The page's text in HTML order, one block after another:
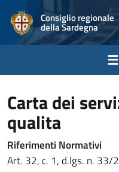
Consiglio regionale
della Sardegna
Carta dei
qualita
Riferimenti Normativi
Art. 32, c. 1, d.lgs. n. 33/